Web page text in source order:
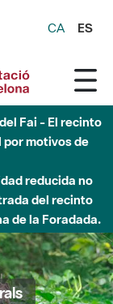
CA ES
Fai - El recinto
motivos de
reducida no
del recinto
de la Foradada.